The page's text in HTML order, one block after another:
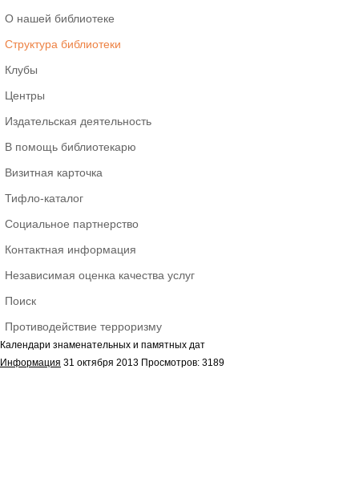
О нашей библиотеке
Структура библиотеки
Клубы
Центры
Издательская деятельность
В помощь библиотекарю
Визитная карточка
Тифло-каталог
Социальное партнерство
Контактная информация
Независимая оценка качества услуг
Поиск
Противодействие терроризму
Календари знаменательных и памятных дат
Информация 31 октября 2013 Просмотров: 3189